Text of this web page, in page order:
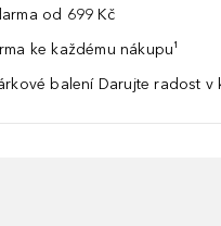
od 699 Kč
ke každému nákupu¹
balení Darujte radost v